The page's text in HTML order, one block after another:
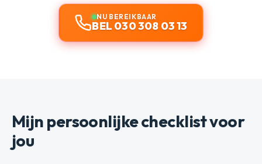
NU BEREIKBAAR
BEL 030 308 03 13
Mijn persoonlijke checklist voor
jou